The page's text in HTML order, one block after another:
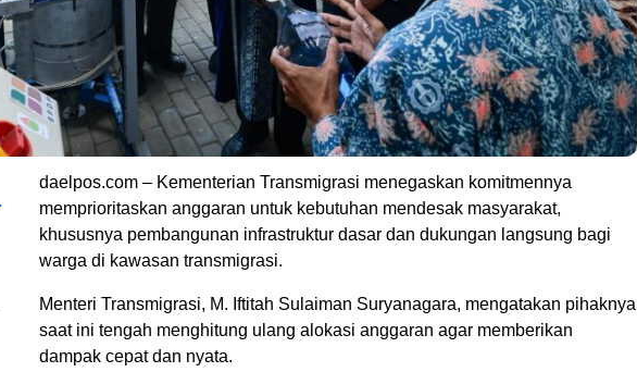
daelpos.com – Kementerian Transmigrasi menegaskan komitmennya
memprioritaskan anggaran untuk kebutuhan mendesak masyarakat,
khususnya pembangunan infrastruktur dasar dan dukungan langsung bagi
warga di kawasan transmigrasi.
Menteri Transmigrasi, M. Iftitah Sulaiman Suryanagara, mengatakan pihaknya
saat ini tengah menghitung ulang alokasi anggaran agar memberikan
dampak cepat dan nyata.